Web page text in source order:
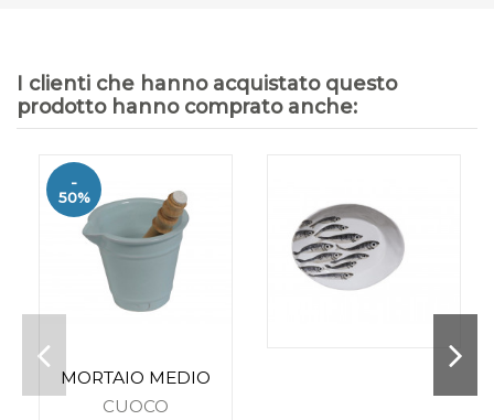
I clienti che hanno acquistato questo
prodotto hanno comprato anche:
-
50%
MORTAIO MEDIO
CUOCO